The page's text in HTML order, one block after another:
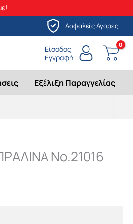
Ασφαλείς Αγορές
Είσοδος
Εγγραφή
Εξέλιξη Παραγγελίας
Νο.21016